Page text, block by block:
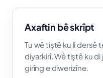
Axaftin bê skrîpt
Tu wê tiştê ku li dersê
diyarkirî. Wê tiştê ku
girîng e diwerizîne.